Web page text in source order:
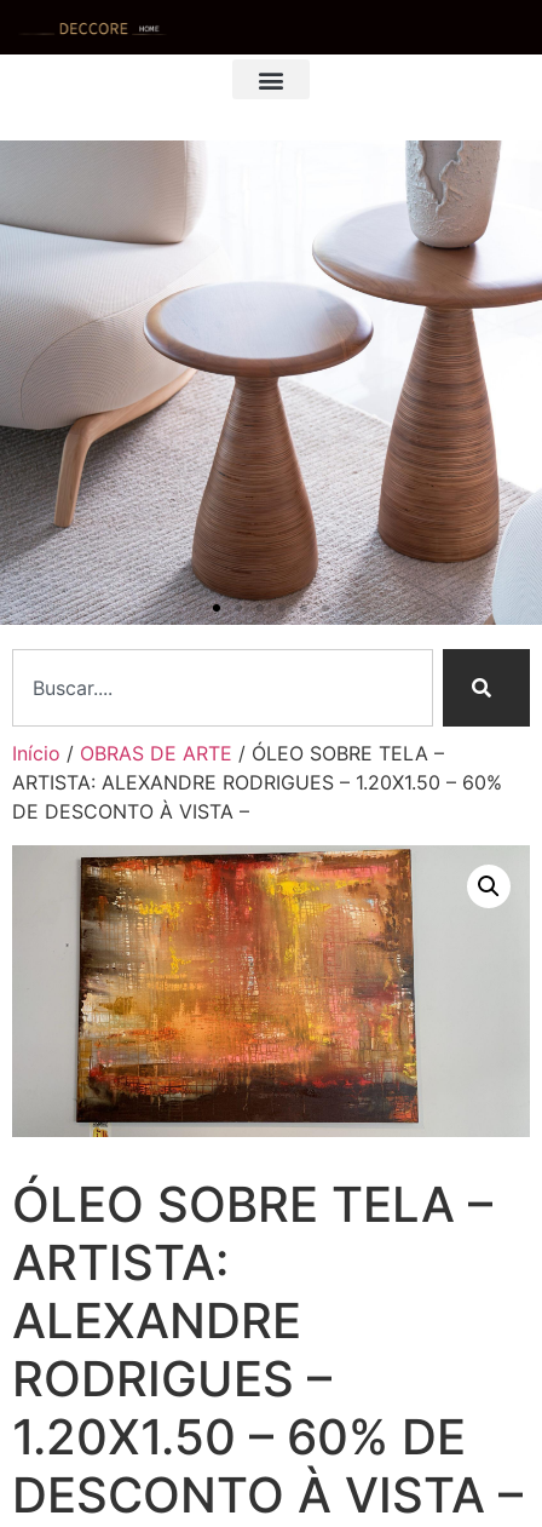
Início / OBRAS DE ARTE / ÓLEO SOBRE TELA –
ARTISTA: ALEXANDRE RODRIGUES – 1.20X1.50 – 60%
DE DESCONTO À VISTA –
ÓLEO SOBRE TELA –
ARTISTA:
ALEXANDRE
RODRIGUES –
1.20X1.50 – 60% DE
DESCONTO À VISTA –